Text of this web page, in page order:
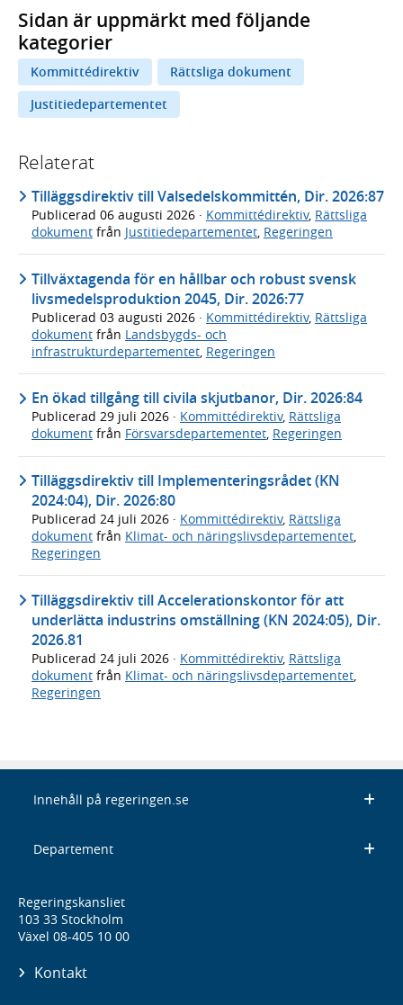
Sidan är uppmärkt med följande
kategorier
Kommittédirektiv
Rättsliga dokument
Justitiedepartementet
Relaterat
Tilläggsdirektiv till Valsedelskommittén, Dir. 2026:87
Publicerad 06 augusti 2026 · Kommittédirektiv, Rättsliga
dokument från Justitiedepartementet, Regeringen
Tillväxtagenda för en hållbar och robust svensk
livsmedelsproduktion 2045, Dir. 2026:77
Publicerad 03 augusti 2026 · Kommittédirektiv, Rättsliga
dokument från Landsbygds- och
infrastrukturdepartementet Regeringen
En ökad tillgång till civila skjutbanor, Dir. 2026:84
Publicerad 29 juli 2026 · Kommittédirektiv, Rättsliga
dokument från Försvarsdepartementet, Regeringen
Tilläggsdirektiv till Implementeringsrådet (KN
2024:04), Dir. 2026:80
Publicerad 24 juli 2026 · Kommittédirektiv, Rättsliga
dokument från Klimat- och näringslivsdepartementet,
Regeringen
Tilläggsdirektiv till Accelerationskontor för att
underlätta industrins omställning (KN 2024:05), Dir.
2026.81
Publicerad 24 juli 2026 · Kommittédirektiv, Rättsliga
dokument från Klimat- och näringslivsdepartementet
Regeringen
Innehåll på regeringen.se
Departement
Regeringskansliet
103 33 Stockholm
Växel 08-405 10 00
Kontakt